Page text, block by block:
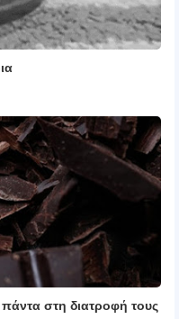
στη διατροφή τους